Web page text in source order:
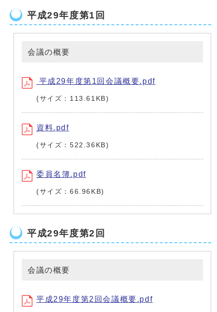
平成29年度第1回
会議の概要
平成29年度第1回会議概要.pdf
(サイズ：113.61KB)
資料.pdf
(サイズ：522.36KB)
委員名簿.pdf
(サイズ：66.96KB)
平成29年度第2回
会議の概要
平成29年度第2回会議概要.pdf